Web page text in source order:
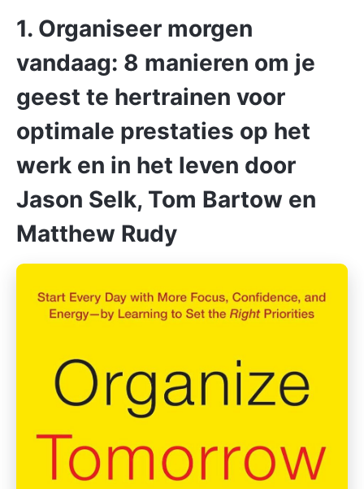
1. Organiseer morgen
vandaag: 8 manieren om je
geest te hertrainen voor
optimale prestaties op het
werk en in het leven door
Jason Selk, Tom Bartow en
Matthew Rudy